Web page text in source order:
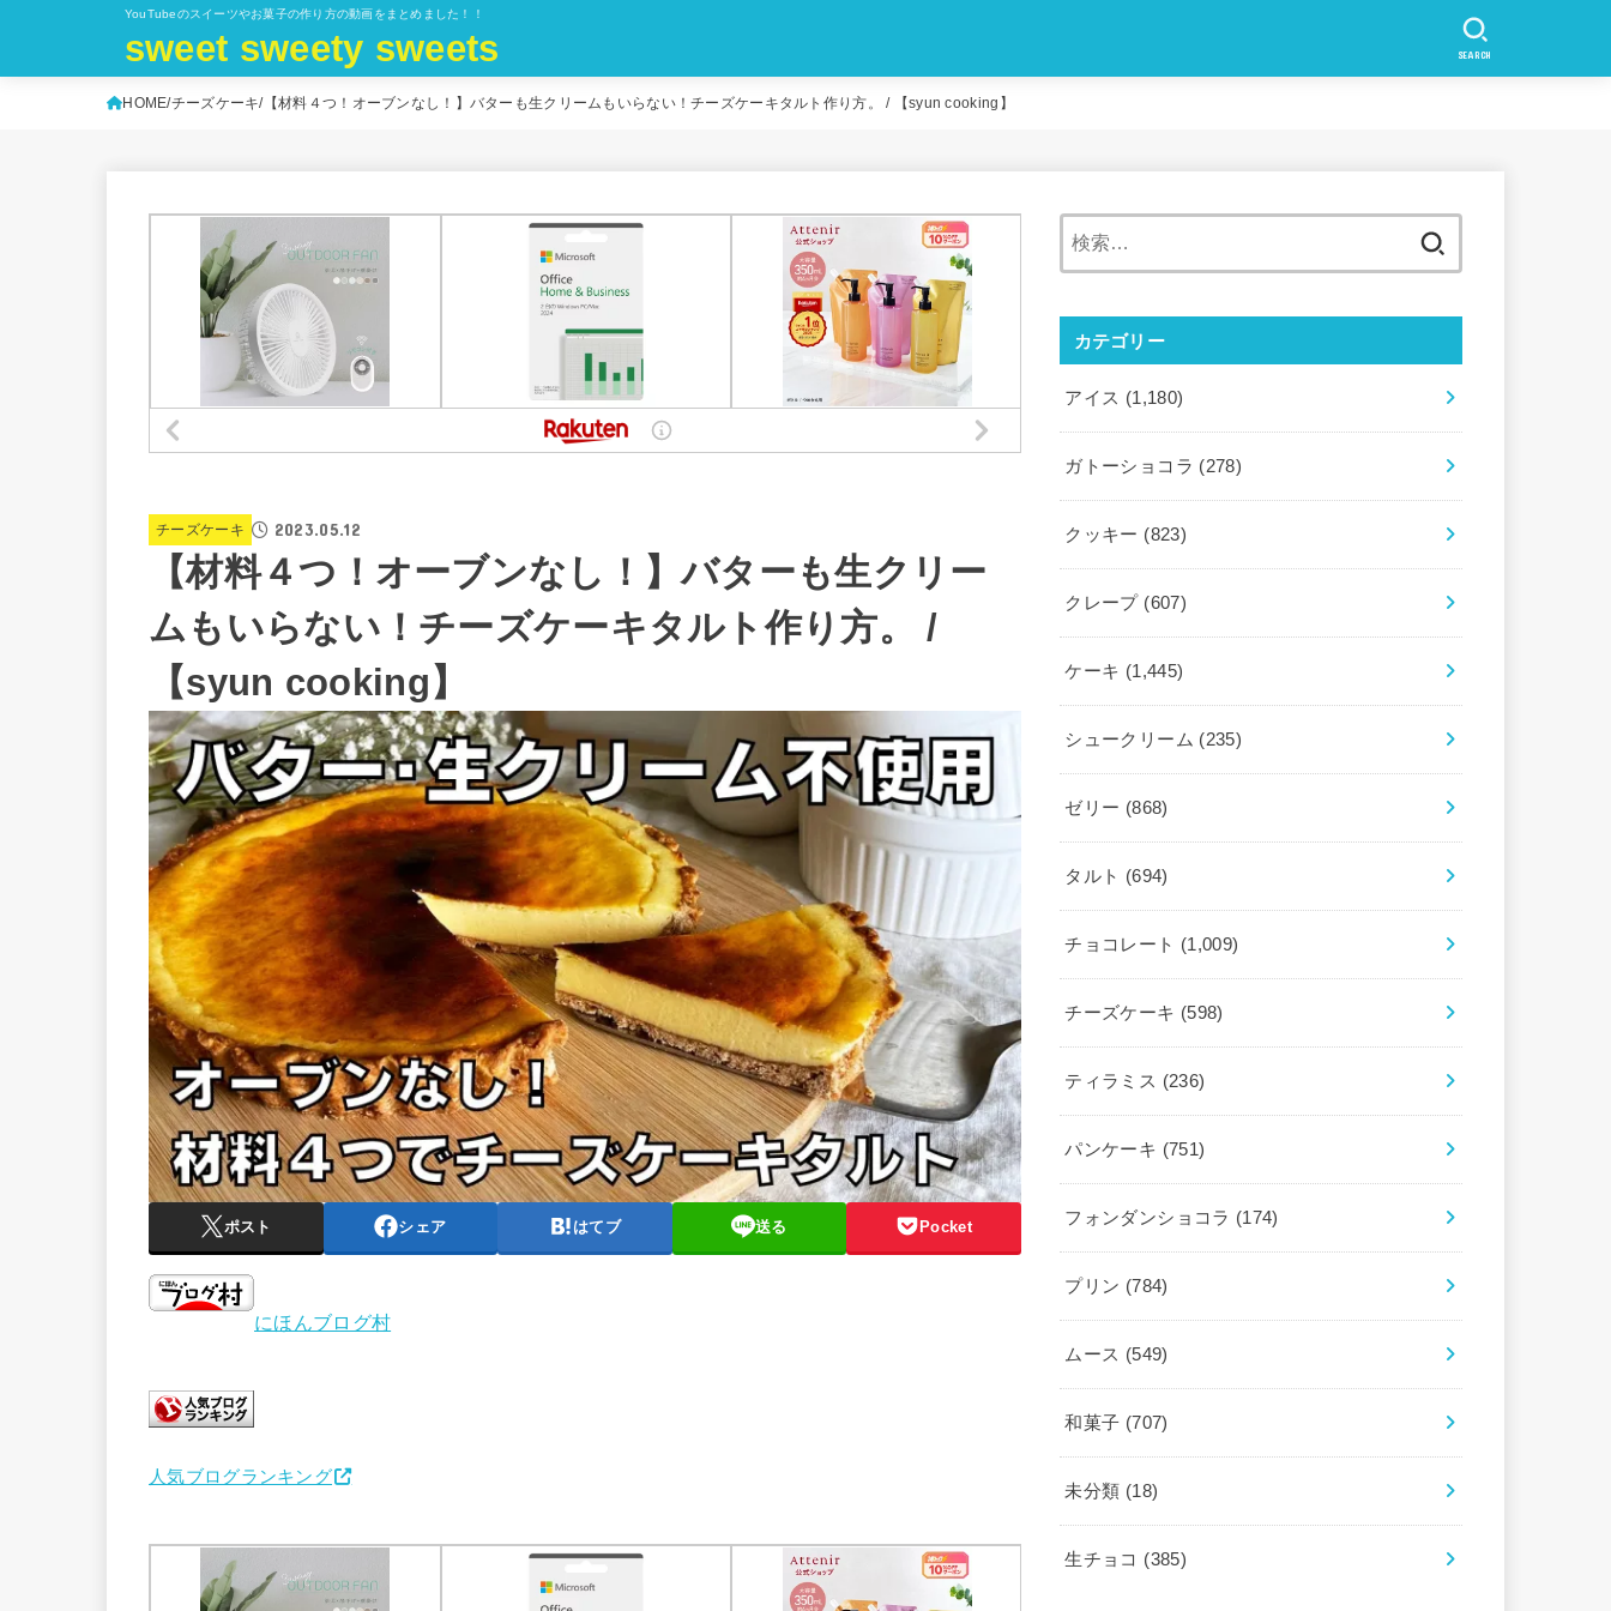
YouTubeのスイーツやお菓子の作り方の動画をまとめました！！
sweet sweety sweets SEARCH
HOME チーズケーキ 【材料４つ！オーブンなし！】バターも生クリームもいらない！チーズケーキタルト作り方。 / 【syun cooking】
チーズケーキ 2023.05.12
【材料４つ！オーブンなし！】バターも生クリー
ムもいらない！チーズケーキタルト作り方。 /
【syun cooking】
ポスト シェア はてブ 送る Pocket
にほんブログ村
人気ブログランキング
カテゴリー
アイス (1,180)
ガトーショコラ (278)
クッキー (823)
クレープ (607)
ケーキ (1,445)
シュークリーム (235)
ゼリー (868)
タルト (694)
チョコレート (1,009)
チーズケーキ (598)
ティラミス (236)
パンケーキ (751)
フォンダンショコラ (174)
プリン (784)
ムース (549)
和菓子 (707)
未分類 (18)
生チョコ (385)